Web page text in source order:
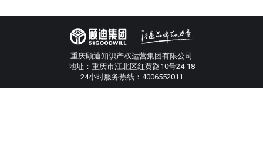
重庆顾迪知识产权运营集团有限公司
地址：重庆市江北区红黄路10号24-18
24小时服务热线：4006552011